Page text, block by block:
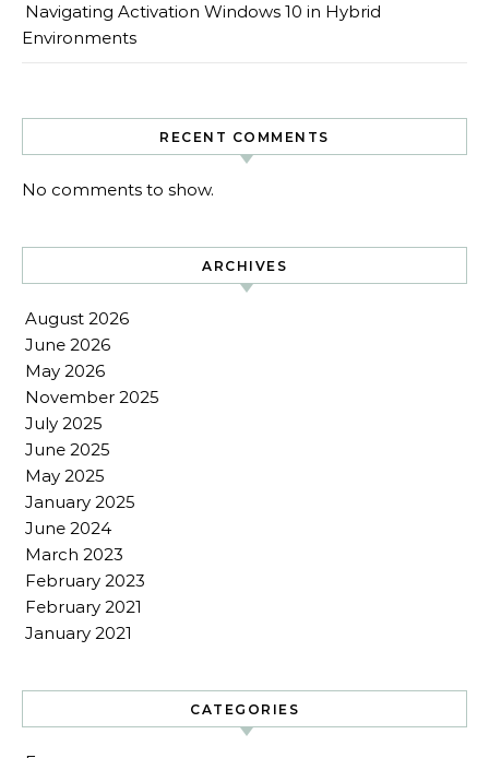
Navigating Activation Windows 10 in Hybrid
Environments
RECENT COMMENTS
No comments to show.
ARCHIVES
August 2026
June 2026
May 2026
November 2025
July 2025
June 2025
May 2025
January 2025
June 2024
March 2023
February 2023
February 2021
January 2021
CATEGORIES